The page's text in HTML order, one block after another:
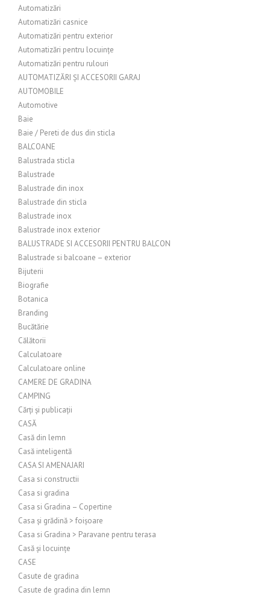
Automatizări
Automatizări casnice
Automatizări pentru exterior
Automatizări pentru locuințe
Automatizări pentru rulouri
AUTOMATIZĂRI ȘI ACCESORII GARAJ
AUTOMOBILE
Automotive
Baie
Baie / Pereti de dus din sticla
BALCOANE
Balustrada sticla
Balustrade
Balustrade din inox
Balustrade din sticla
Balustrade inox
Balustrade inox exterior
BALUSTRADE SI ACCESORII PENTRU BALCON
Balustrade si balcoane – exterior
Bijuterii
Biografie
Botanica
Branding
Bucătărie
Călătorii
Calculatoare
Calculatoare online
CAMERE DE GRADINA
CAMPING
Cărți și publicații
CASĂ
Casă din lemn
Casă inteligentă
CASA SI AMENAJARI
Casa si constructii
Casa si gradina
Casa si Gradina – Copertine
Casa și grădină > foișoare
Casa si Gradina > Paravane pentru terasa
Casă și locuințe
CASE
Casute de gradina
Casute de gradina din lemn